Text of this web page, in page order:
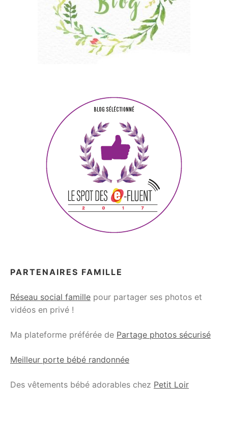
PARTENAIRES FAMILLE
Réseau social famille pour partager ses photos et
vidéos en privé !
Ma plateforme préférée de Partage photos sécurisé
Meilleur porte bébé randonnée
Des vêtements bébé adorables chez Petit Loir